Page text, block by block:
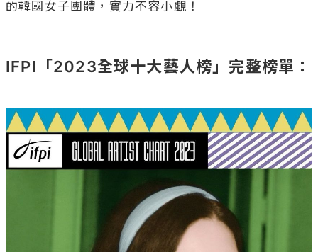
的韓國女子團體，實力不容小覷！
IFPI「2023全球十大藝人榜」完整榜單：